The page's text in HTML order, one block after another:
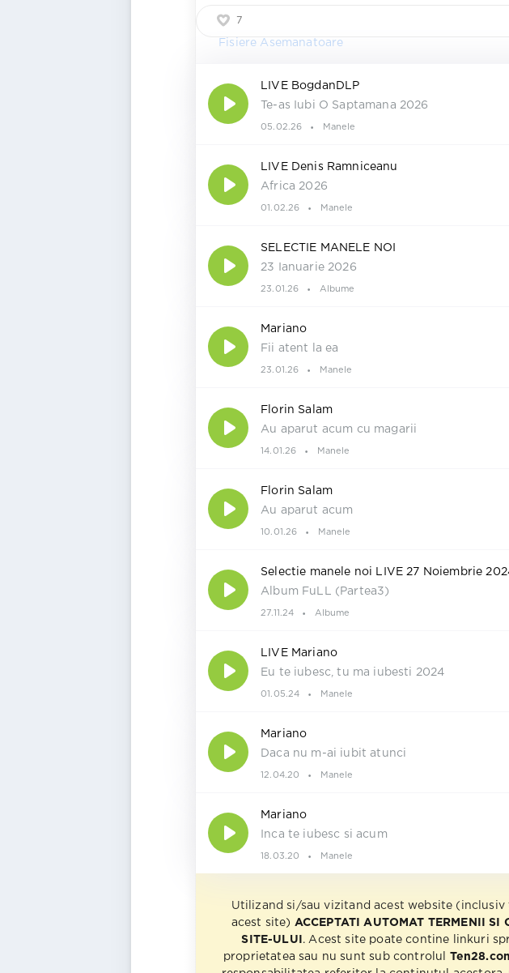
7
Fisiere Asemanatoare
LIVE BogdanDLP
Te-as Iubi O Saptamana 2026
05.02.26 Manele
LIVE Denis Ramniceanu
Africa 2026
01.02.26 Manele
SELECTIE MANELE NOI
23 Ianuarie 2026
23.01.26 Albume
Mariano
Fii atent la ea
23.01.26 Manele
Florin Salam
Au aparut acum cu magarii
14.01.26 Manele
Florin Salam
Au aparut acum
10.01.26 Manele
Selectie manele noi LIVE 27 Noiembrie
Album FuLL (Partea3)
27.11.24 Albume
LIVE Mariano
Eu te iubesc, tu ma iubesti 2024
01.05.24 Manele
Mariano
Daca nu m-ai iubit atunci
12.04.20 Manele
Mariano
Inca te iubesc si acum
18.03.20 Manele
Utilizand si/sau vizitand acest website
acest site) ACCEPTATI AUTOMAT TERMENII
SITE-ULUI . Acest site poate contine linkuri
proprietatea sau nu sunt sub controlul